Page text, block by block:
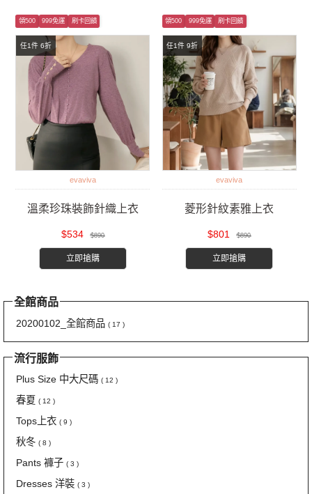
任1件 6折
領500 999免運 刷卡回饋
evaviva
溫柔珍珠裝飾針織上衣
$534 $890
立即搶購
任1件 9折
領500 999免運 刷卡回饋
evaviva
菱形針紋素雅上衣
$801 $890
立即搶購
全館商品
20200102_全館商品 ( 17 )
流行服飾
Plus Size 中大尺碼 ( 12 )
春夏 ( 12 )
Tops上衣 ( 9 )
秋冬 ( 8 )
Pants 褲子 ( 3 )
Dresses 洋裝 ( 3 )